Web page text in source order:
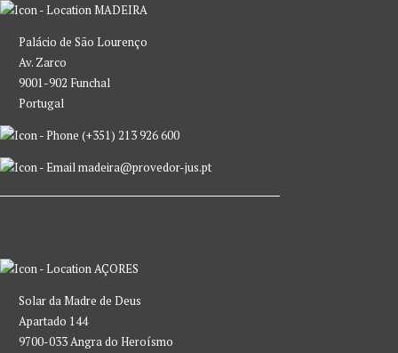
MADEIRA
Palácio de São Lourenço
Av. Zarco
9001-902 Funchal
Portugal
(+351) 213 926 600
madeira@provedor-jus.pt
AÇORES
Solar da Madre de Deus
Apartado 144
9700-033 Angra do Heroísmo